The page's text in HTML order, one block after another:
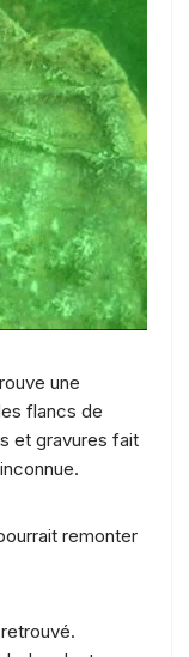
une
flancs de
et gravures fait
remonter